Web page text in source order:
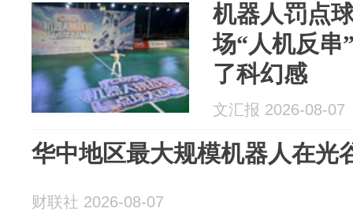
机器人罚点
场“人机反串
了科幻感
文汇报 2026-08-07
华中地区最大规模机器人在光
财联社 2026-08-07